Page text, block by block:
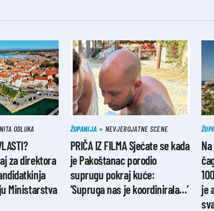
ODLUKA
za direktora
Ministarstva
ŽUPANIJA NEVJEROJATNE SCENE
PRIČA IZ FILMA Sjećate se kada
je Pakoštanac porodio
suprugu pokraj kuće:
‘Supruga nas je koordinirala…’
je